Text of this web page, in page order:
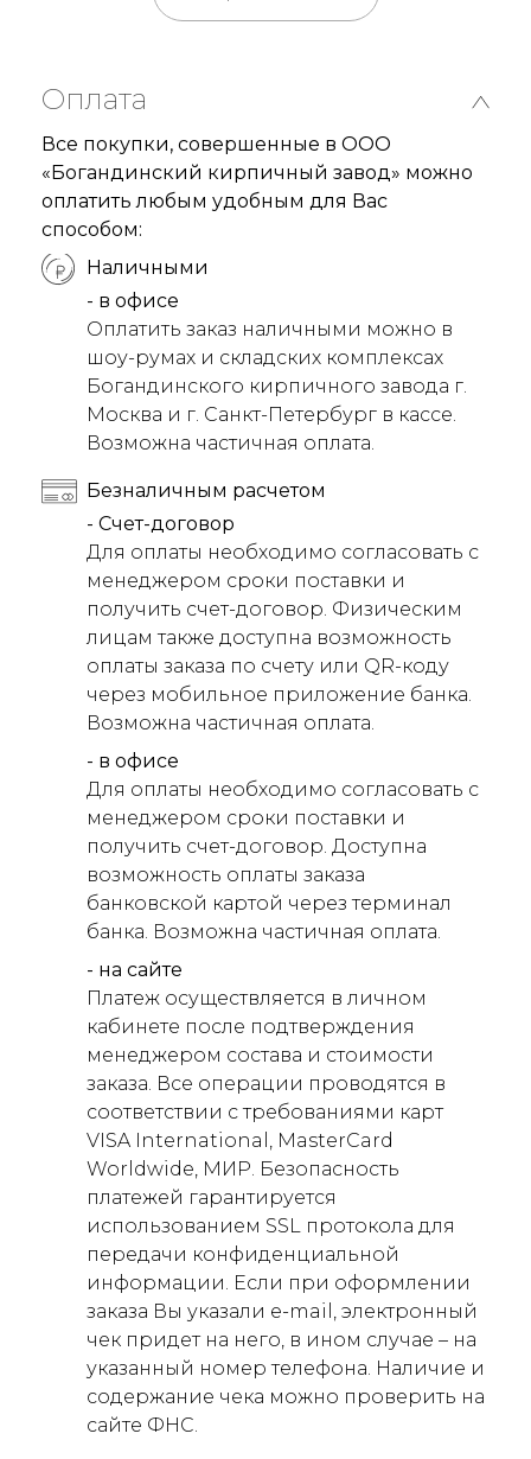
Оплата
Все покупки, совершенные в ООО
«Богандинский кирпичный завод» можно
оплатить любым удобным для Вас
способом:
Наличными
- в офисе
Оплатить заказ наличными можно в
шоу-румах и складских комплексах
Богандинского кирпичного завода г.
Москва и г. Санкт-Петербург в кассе.
Возможна частичная оплата.
Безналичным расчетом
- Счет-договор
Для оплаты необходимо согласовать с
менеджером сроки поставки и
получить счет-договор. Физическим
лицам также доступна возможность
оплаты заказа по счету или QR-коду
через мобильное приложение банка.
Возможна частичная оплата.
- в офисе
Для оплаты необходимо согласовать с
менеджером сроки поставки и
получить счет-договор. Доступна
возможность оплаты заказа
банковской картой через терминал
банка. Возможна частичная оплата.
- на сайте
Платеж осуществляется в личном
кабинете после подтверждения
менеджером состава и стоимости
заказа. Все операции проводятся в
соответствии с требованиями карт
VISA International, MasterCard
Worldwide, МИР. Безопасность
платежей гарантируется
использованием SSL протокола для
передачи конфиденциальной
информации. Если при оформлении
заказа Вы указали e-mail, электронный
чек придет на него, в ином случае – на
указанный номер телефона. Наличие и
содержание чека можно проверить на
сайте ФНС.